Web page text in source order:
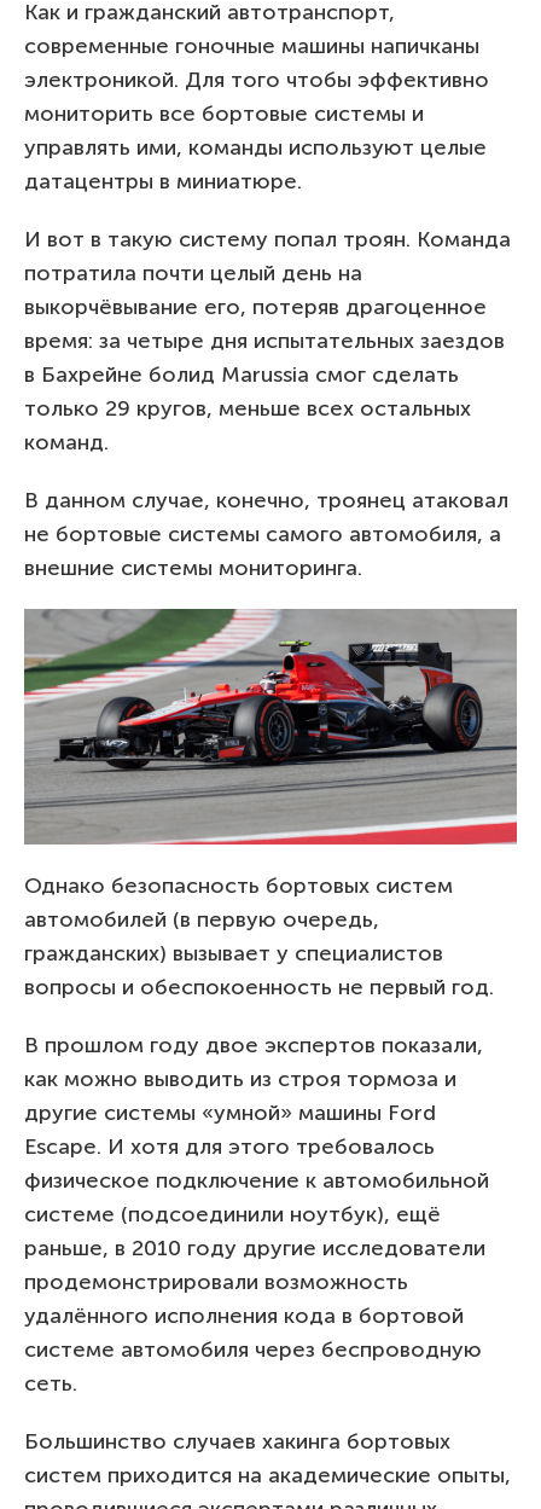
Как и гражданский автотранспорт,
современные гоночные машины напичканы
электроникой. Для того чтобы эффективно
мониторить все бортовые системы и
управлять ими, команды используют целые
датацентры в миниатюре.
И вот в такую систему попал троян. Команда
потратила почти целый день на
выкорчёвывание его, потеряв драгоценное
время: за четыре дня испытательных заездов
в Бахрейне болид Marussia смог сделать
только 29 кругов, меньше всех остальных
команд.
В данном случае, конечно, троянец атаковал
не бортовые системы самого автомобиля, а
внешние системы мониторинга.
Однако безопасность бортовых систем
автомобилей (в первую очередь,
гражданских) вызывает у специалистов
вопросы и обеспокоенность не первый год.
В прошлом году двое экспертов показали,
как можно выводить из строя тормоза и
другие системы «умной» машины Ford
Escape. И хотя для этого требовалось
физическое подключение к автомобильной
системе (подсоединили ноутбук), ещё
раньше, в 2010 году другие исследователи
продемонстрировали возможность
удалённого исполнения кода в бортовой
системе автомобиля через беспроводную
сеть.
Большинство случаев хакинга бортовых
систем приходится на академические опыты,